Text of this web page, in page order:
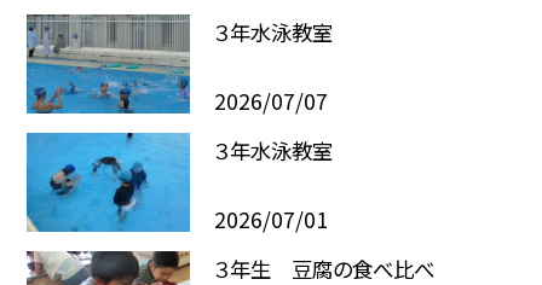
３年水泳教室
2026/07/07
３年水泳教室
2026/07/01
３年生 豆腐の食べ比べ